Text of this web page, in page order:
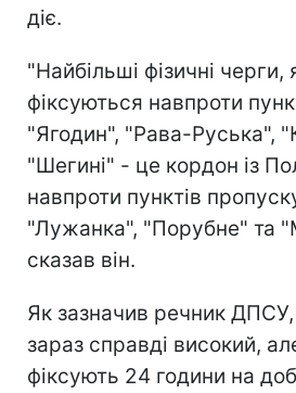
діє.
"Найбільші фізичні черги,
фіксуються навпроти
"Ягодин", "Рава-Руська",
"Шегині" - це кордон із
навпроти пунктів
"Лужанка", "Порубне" та
сказав він.
Як зазначив речник
зараз справді високий,
фіксують 24 години на